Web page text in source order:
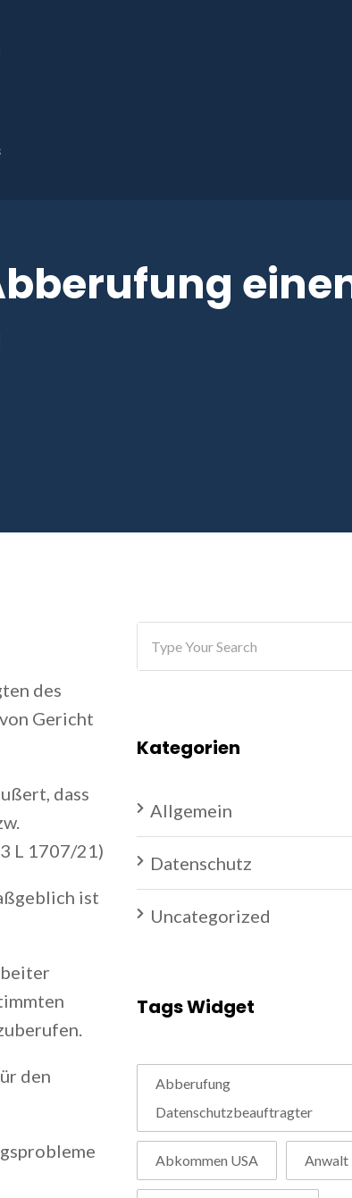
des
Gericht
dass
L 1707/21)
ist
den
Kategorien
Allgemein
Datenschutz
Uncategorized
Tags Widget
Abberufung
Datenschutzbeauftragter
Abkommen USA Anwalt